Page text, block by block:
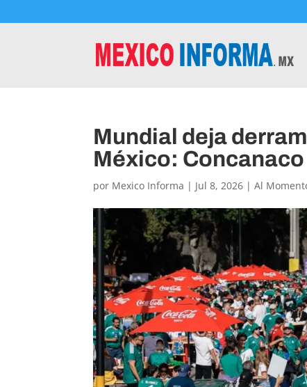
Mundial deja
México: Concanaco
por Mexico Informa | Jul 8, 2026 |Al